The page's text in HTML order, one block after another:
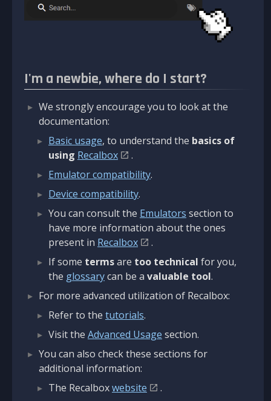
I'm a newbie, where do I start?
We strongly encourage you to look at the
documentation:
Basic usage, to understand the basics of
using Recalbox
.
Emulator compatibility.
Device compatibility.
You can consult the Emulators section to
have more information about the ones
present in Recalbox
.
If some termsare too technical for you,
the glossarycan be a valuable tool.
For more advanced utilization of Recalbox:
Refer to the tutorials.
Visit the Advanced Usage section.
You can also check these sections for
additional information:
The Recalboxwebsite
.